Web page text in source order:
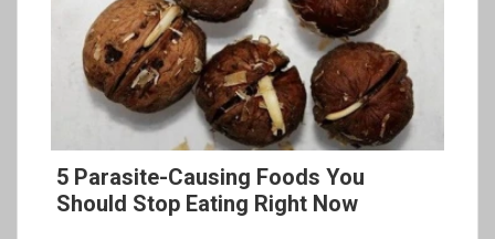
5 Parasite-Causing Foods You
Should Stop Eating Right Now